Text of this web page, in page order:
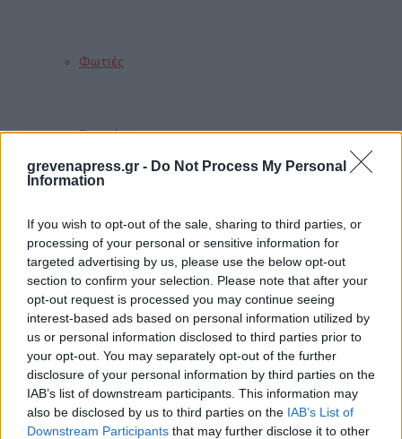
grevenapress.gr - Do Not Process My Personal
Information
If you wish to opt-out of the sale, sharing to third parties, or
processing of your personal or sensitive information for
targeted advertising by us, please use the below opt-out
section to confirm your selection. Please note that after your
opt-out request is processed you may continue seeing
interest-based ads based on personal information utilized by
us or personal information disclosed to third parties prior to
your opt-out. You may separately opt-out of the further
disclosure of your personal information by third parties on the
IAB’s list of downstream participants. This information may
also be disclosed by us to third parties on the IAB’s List of
Downstream Participants that may further disclose it to other
Φωτιές
Τροχαία
Αποστάσεις
ΠΕΡΙΣΣΟΤΕΡΑ
Παιδί